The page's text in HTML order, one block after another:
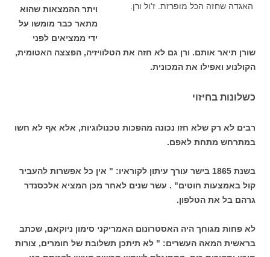
האגדה שחזה הכל מופרזת. ז'ול ורן.
ויתר ההמצאות שהוא
מתאר כבר מומשו על
ידי ממציאים לפני
שורן תיאר אותם. ורן גם לא חזה את הטלוויזיה, הפצצה האטומית,
הקולנוע ואפילו את המכונית.
כשלונות בחיזוי
רבים לא רק שלא חזו נכונה מהפכות טכנולוגיות, אלא אף לא חשו
במתרחש מתחת לאפם.
בשנת 1865 בישר עורך עיתון לקוראיו: " אין כל אפשרות להעביר
קול באמצעות חוטים" . עשר שנים לאחר מכן המציא אלכסנדר
גרהם בל את הטלפון.
לא פחות מגוחך היה האסטרונום האמריקני סימון ניוקאם, שכתב
בראשית המאה העשרים: " לא תיתכן תשלובת של חומרים, צורות